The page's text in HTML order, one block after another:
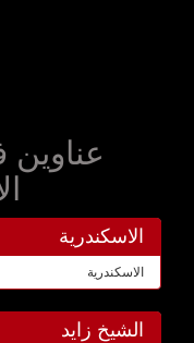
الاسكندرية
الاسكندرية
الشيخ زايد